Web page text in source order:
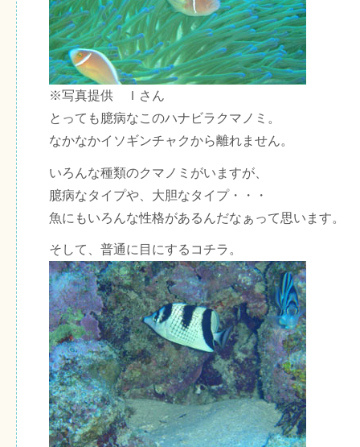
※写真提供 Ｉさん
とっても臆病なこのハナビラクマノミ。
なかなかイソギンチャクから離れません。
いろんな種類のクマノミがいますが、
臆病なタイプや、大胆なタイプ・・・
魚にもいろんな性格があるんだなぁって思います。
そして、普通に目にするコチラ。